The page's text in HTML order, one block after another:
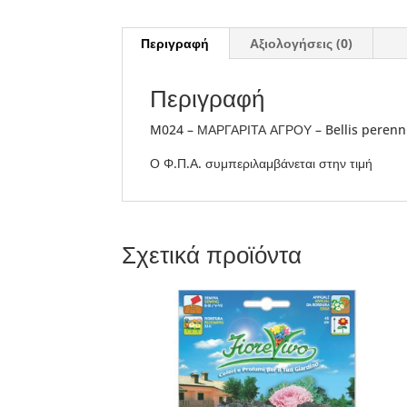
Περιγραφή Αξιολογήσεις (0)
Περιγραφή
M024 – ΜΑΡΓΑΡΙΤΑ ΑΓΡΟΥ – Bellis
Ο Φ.Π.Α. συμπεριλαμβάνεται στην τιμή
Σχετικά προϊόντα